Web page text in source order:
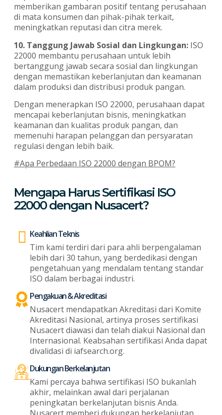
memberikan gambaran positif tentang perusahaan
di mata konsumen dan pihak-pihak terkait,
meningkatkan reputasi dan citra merek.
10. Tanggung Jawab Sosial dan Lingkungan: ISO
22000 membantu perusahaan untuk lebih
bertanggung jawab secara sosial dan lingkungan
dengan memastikan keberlanjutan dan keamanan
dalam produksi dan distribusi produk pangan.
Dengan menerapkan ISO 22000, perusahaan dapat
mencapai keberlanjutan bisnis, meningkatkan
keamanan dan kualitas produk pangan, dan
memenuhi harapan pelanggan dan persyaratan
regulasi dengan lebih baik.
#Apa Perbedaan ISO 22000 dengan BPOM?
Mengapa Harus Sertifikasi ISO
22000 dengan Nusacert?
Keahlian Teknis
Tim kami terdiri dari para ahli berpengalaman
lebih dari 30 tahun, yang berdedikasi dengan
pengetahuan yang mendalam tentang standar
ISO dalam berbagai industri.
Pengakuan & Akreditasi
Nusacert mendapatkan Akreditasi dari Komite
Akreditasi Nasional, artinya proses sertifikasi
Nusacert diawasi dan telah diakui Nasional dan
Internasional. Keabsahan sertifikasi Anda dapat
divalidasi di iafsearch.org.
Dukungan Berkelanjutan
Kami percaya bahwa sertifikasi ISO bukanlah
akhir, melainkan awal dari perjalanan
peningkatan berkelanjutan bisnis Anda.